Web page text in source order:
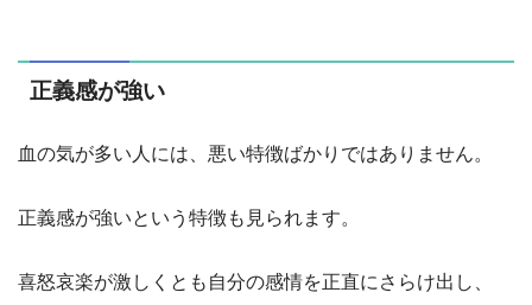
正義感が強い
血の気が多い人には、悪い特徴ばかりではありません。
正義感が強いという特徴も見られます。
喜怒哀楽が激しくとも自分の感情を正直にさらけ出し、